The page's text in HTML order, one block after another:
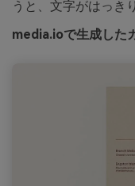
うと、文字がはっき
media.ioで生成した